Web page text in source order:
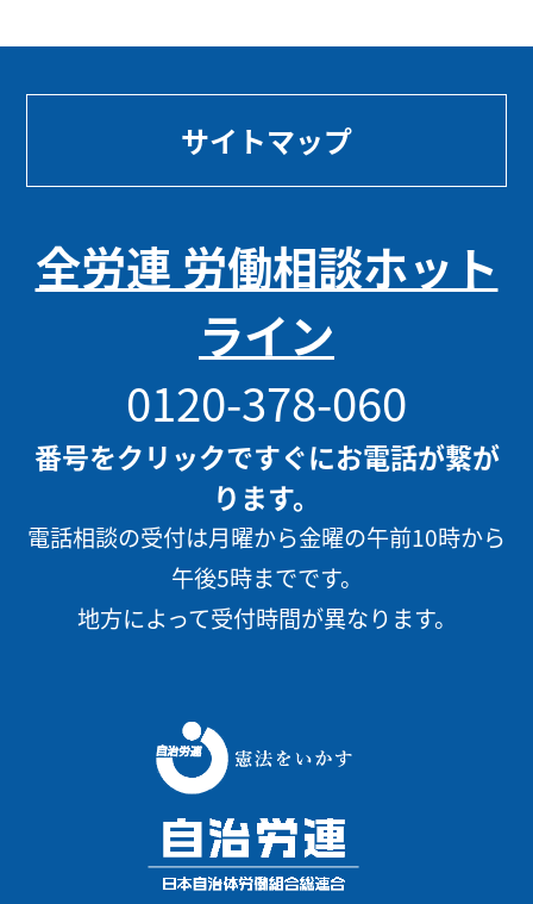
サイトマップ
全労連 労働相談ホット
ライン
0120-378-060
番号をクリックですぐにお電話が繋が
ります。
電話相談の受付は月曜から金曜の午前10時から
午後5時までです。
地方によって受付時間が異なります。